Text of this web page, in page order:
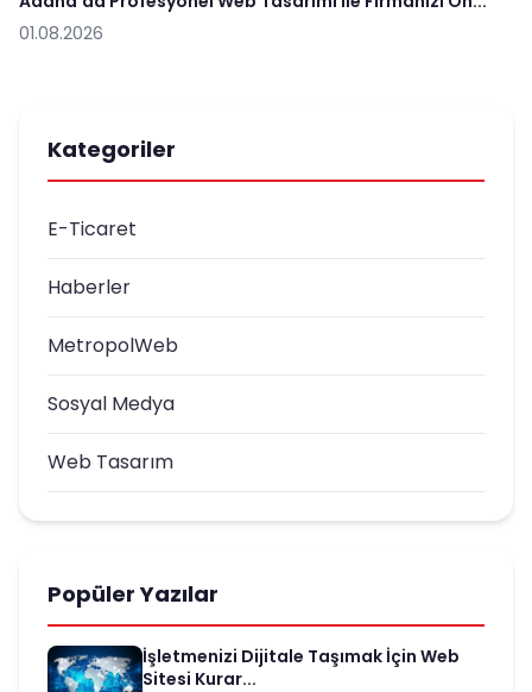
01.08.2026
Kategoriler
E-Ticaret
Haberler
MetropolWeb
Sosyal Medya
Web Tasarım
Popüler Yazılar
İşletmenizi Dijitale Taşımak İçin Web
Sitesi Kurar...